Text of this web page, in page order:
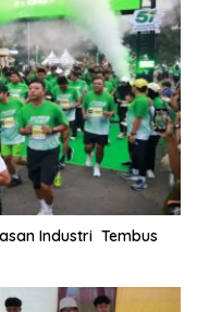
Industri Tembus